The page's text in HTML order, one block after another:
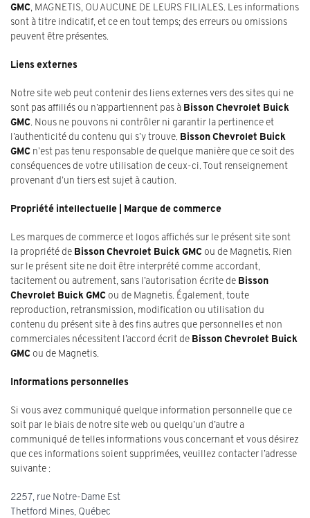
GMC, MAGNETIS, OU AUCUNE DE LEURS FILIALES. Les informations
sont à titre indicatif, et ce en tout temps; des erreurs ou omissions
peuvent être présentes.
Liens externes
Notre site web peut contenir des liens externes vers des sites qui ne
sont pas affiliés ou n’appartiennent pas à Bisson Chevrolet Buick
GMC. Nous ne pouvons ni contrôler ni garantir la pertinence et
l’authenticité du contenu qui s’y trouve. Bisson Chevrolet Buick
GMC n’est pas tenu responsable de quelque manière que ce soit des
conséquences de votre utilisation de ceux-ci. Tout renseignement
provenant d’un tiers est sujet à caution.
Propriété intellectuelle | Marque de commerce
Les marques de commerce et logos affichés sur le présent site sont
la propriété de Bisson Chevrolet Buick GMC ou de Magnetis. Rien
sur le présent site ne doit être interprété comme accordant,
tacitement ou autrement, sans l’autorisation écrite de Bisson
Chevrolet Buick GMC ou de Magnetis. Également, toute
reproduction, retransmission, modification ou utilisation du
contenu du présent site à des fins autres que personnelles et non
commerciales nécessitent l’accord écrit de Bisson Chevrolet Buick
GMC ou de Magnetis.
Informations personnelles
Si vous avez communiqué quelque information personnelle que ce
soit par le biais de notre site web ou quelqu’un d’autre a
communiqué de telles informations vous concernant et vous désirez
que ces informations soient supprimées, veuillez contacter l’adresse
suivante :
2257, rue Notre-Dame Est
Thetford Mines, Québec